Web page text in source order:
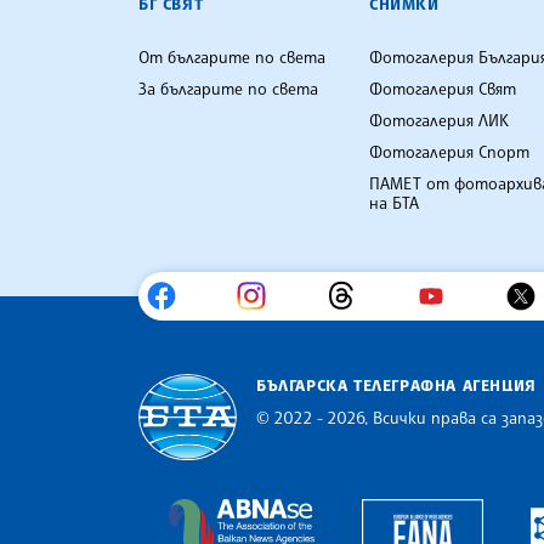
От българите по света
За българите по света
Фотогалерия
Фотогалерия Свят
Фотогалерия ЛИК
Фотогалерия Спорт
ПАМЕТ от
на БТА
БЪЛГАРСКА ТЕЛЕГРАФНА АГЕНЦИЯ
© 2022 - 2026, Всички права са
The Assocoation of the